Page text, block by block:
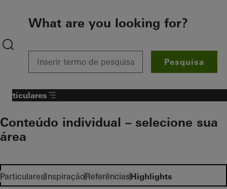
What are you looking for?
Pesquisa
ParticularesInspiraçãoReferênciasHighlights
Particulares
Conteúdo individual – selecione sua
área​
Investidores